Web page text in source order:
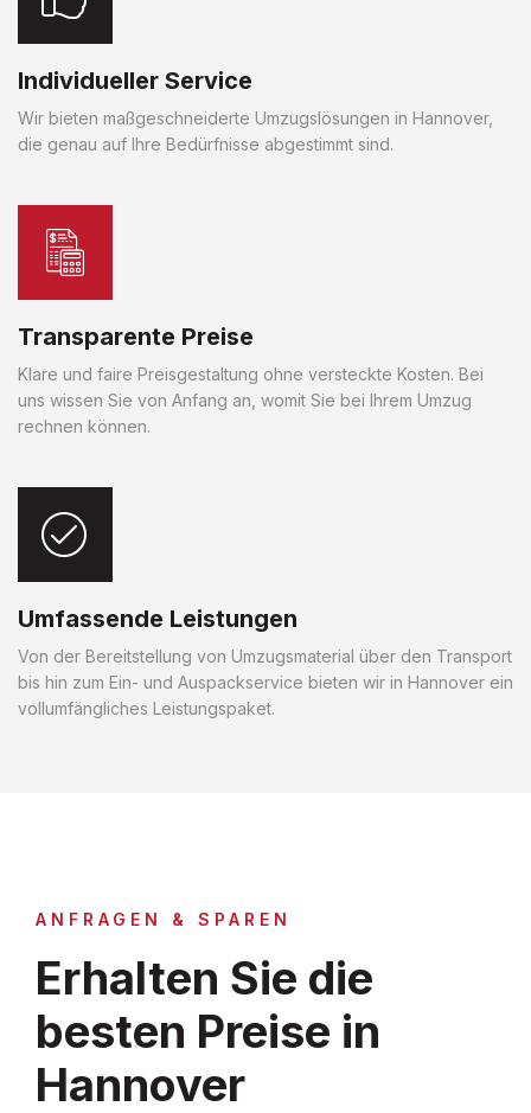
Individueller Service
Wir bieten maßgeschneiderte Umzugslösungen in Hannover,
die genau auf Ihre Bedürfnisse abgestimmt sind.
Transparente Preise
Klare und faire Preisgestaltung ohne versteckte Kosten. Bei
uns wissen Sie von Anfang an, womit Sie bei Ihrem Umzug
rechnen können.
Umfassende Leistungen
Von der Bereitstellung von Umzugsmaterial über den Transport
bis hin zum Ein- und Auspackservice bieten wir in Hannover ein
vollumfängliches Leistungspaket.
ANFRAGEN & SPAREN
Erhalten Sie die
besten Preise in
Hannover